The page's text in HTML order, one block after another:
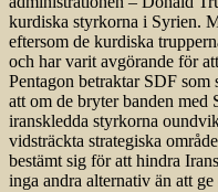
kurdiska styrkorna i Syrien.
eftersom de kurdiska
och har varit avgörande för
Pentagon betraktar SDF
att om de bryter banden med
iranskledda styrkorna
vidsträckta strategiska
bestämt sig för att hindra
inga andra alternativ än att